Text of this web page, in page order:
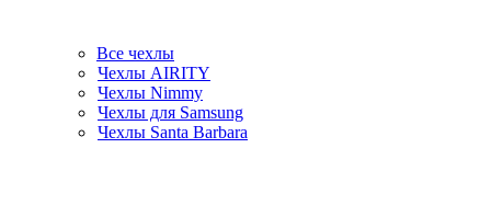
Все чехлы
Чехлы AIRITY
Чехлы Nimmy
Чехлы для Samsung
Чехлы Santa Barbara